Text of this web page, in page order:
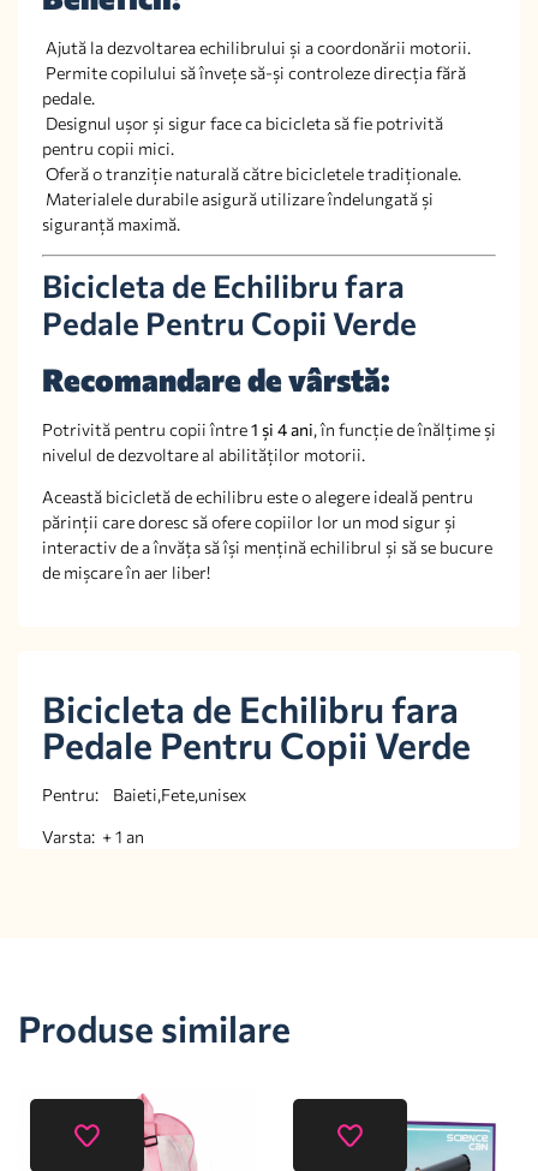
Ajută la dezvoltarea echilibrului și a coordonării motorii.
Permite copilului să învețe să-și controleze direcția fără
pedale.
Designul ușor și sigur face ca bicicleta să fie potrivită
pentru copii mici.
Oferă o tranziție naturală către bicicletele tradiționale.
Materialele durabile asigură utilizare îndelungată și
siguranță maximă.
Bicicleta de Echilibru fara
Pedale Pentru Copii Verde
Recomandare de vârstă:
Potrivită pentru copii între1 și 4 ani, în funcție de înălțime și
nivelul de dezvoltare al abilităților motorii.
Această bicicletă de echilibru este o alegere ideală pentru
părinții care doresc să ofere copiilor lor un mod sigur și
interactiv de a învăța să își mențină echilibrul și să se bucure
de mișcare în aer liber!
Bicicleta de Echilibru fara
Pedale Pentru Copii Verde
Pentru: Baieti,Fete,unisex
Varsta: + 1 an
Produse similare